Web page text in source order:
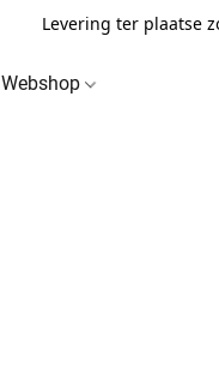
Levering ter plaatse
Webshop